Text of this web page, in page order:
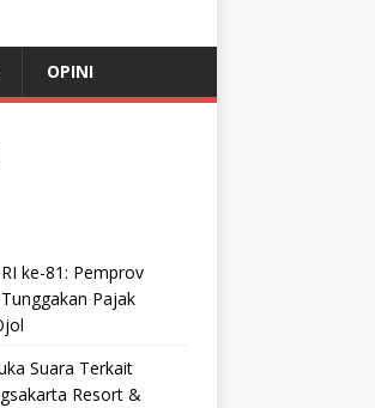
OPINI
ke-81: Pemprov
Pajak
Suara Terkait
Resort &